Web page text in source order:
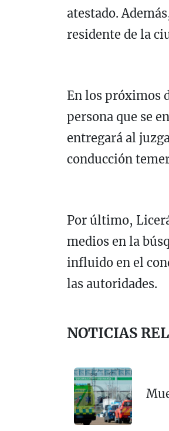
atestado.
residente de la
En los próximos
persona que se
entregará al
conducción
Por último,
medios en la
influido en el
las autoridades.
NOTICIAS